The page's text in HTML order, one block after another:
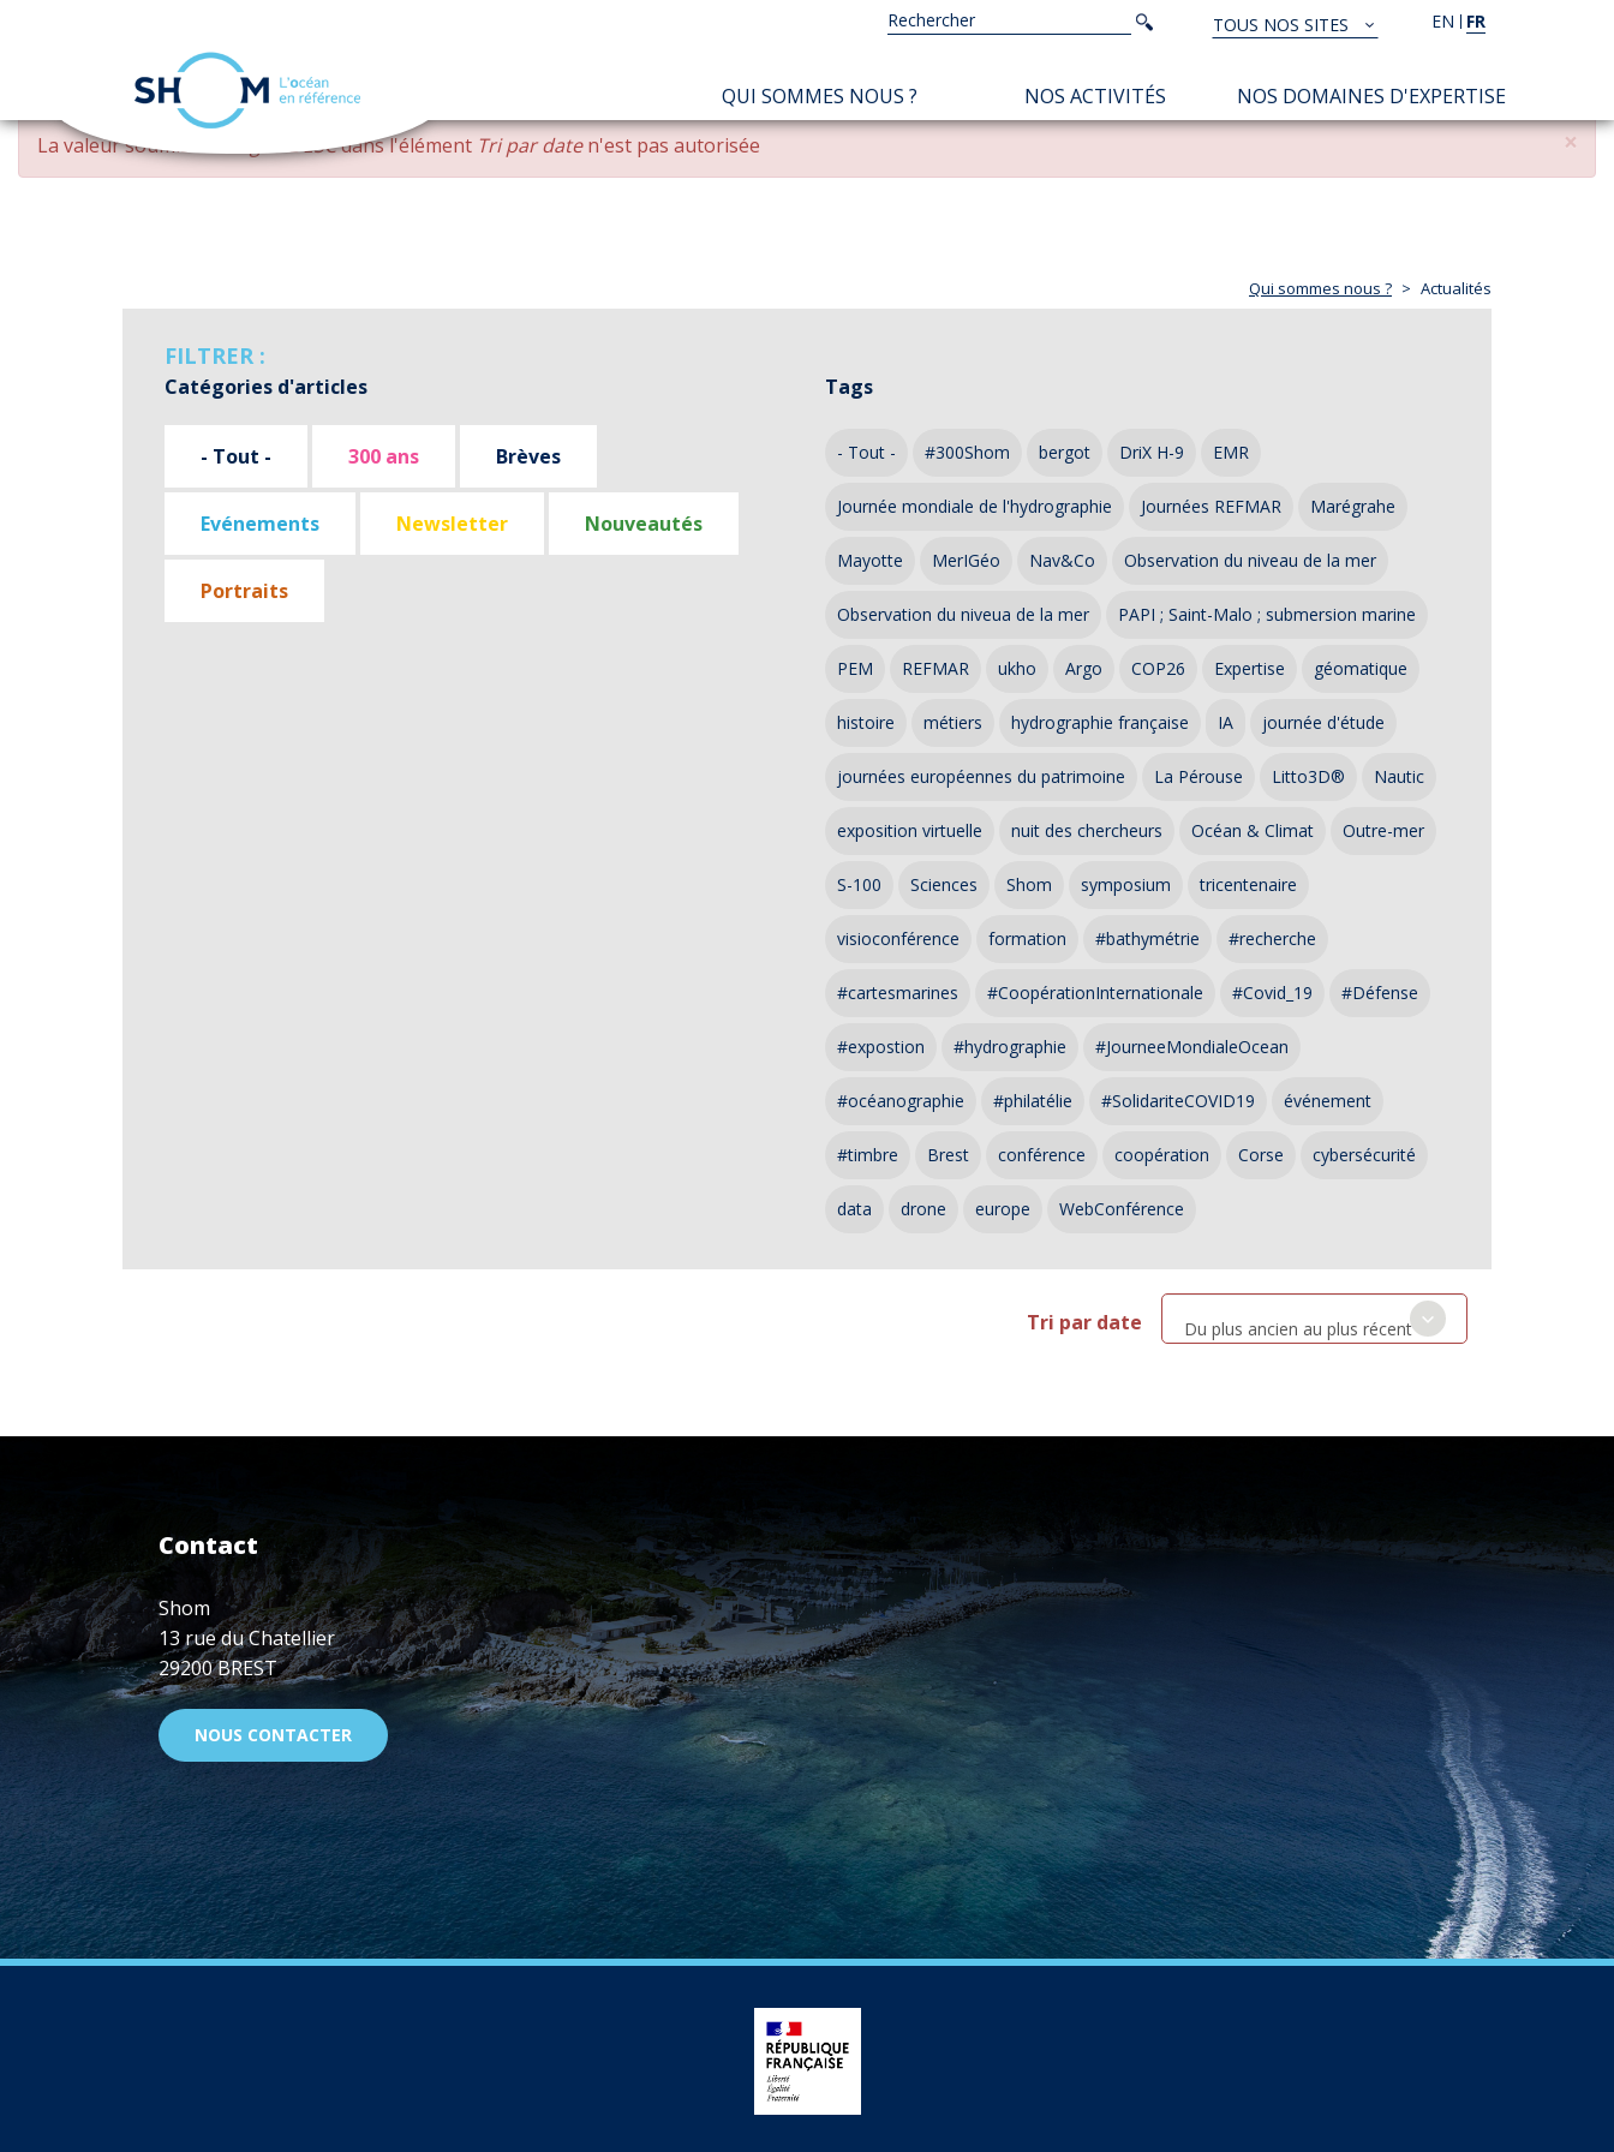
Aller
contenu
EN FR
TOUS
NOS
SITES
TOUS NOS SITES
Rechercher
Rechercher
NAVIGATION
PRINCIPALE
QUI SOMMES NOUS ? NOS ACTIVITÉS NOS DOMAINES D'EXPERTISE
×
MESSAGE
D'ERREUR
La valeur soumise changed DESCdans l'élément Tri par daten'est pas autorisée
Qui sommes nous ? Actualités
FILTRER :
Catégories d'articles
- Tout - 300 ans Brèves
Evénements Newsletter Nouveautés
Portraits
Tags
- Tout - #300Shom bergot DriX H-9 EMR
Journée mondiale de l'hydrographie Journées REFMAR Marégrahe
Mayotte MerIGéo Nav&Co Observation du niveau de la mer
Observation du niveua de la mer PAPI ; Saint-Malo ; submersion marine
PEM REFMAR ukho Argo COP26 Expertise géomatique
histoire métiers hydrographie française IA journée d'étude
journées européennes du patrimoine La Pérouse Litto3D® Nautic
exposition virtuelle nuit des chercheurs Océan & Climat Outre-mer
S-100 Sciences Shom symposium tricentenaire
visioconférence formation #bathymétrie #recherche
#cartesmarines #CoopérationInternationale #Covid_19 #Défense
#expostion #hydrographie #JourneeMondialeOcean
#océanographie #philatélie #SolidariteCOVID19 événement
#timbre Brest conférence coopération Corse cybersécurité
data drone europe WebConférence
Tri par date Du plus ancien au plus récent
Contact
Shom
13 rue du Chatellier
29200 BREST
NOUS CONTACTER